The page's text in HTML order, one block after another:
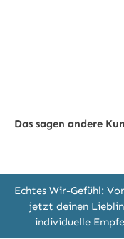
Das sagen andere
Echtes Wir-Gefühl:
jetzt deinen
individuelle